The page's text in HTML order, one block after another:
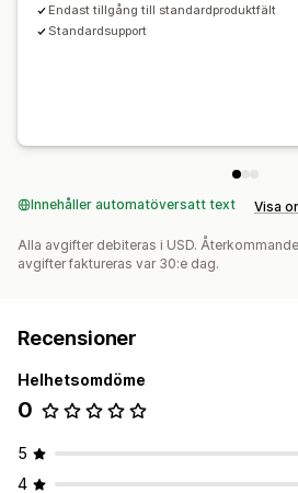
Endast tillgång till standardproduktfält
Standardsupport
Innehåller automatöversatt text Visa
Alla avgifter debiteras i USD.
avgifter faktureras var 30:e dag.
Recensioner
Helhetsomdöme
0
5
4